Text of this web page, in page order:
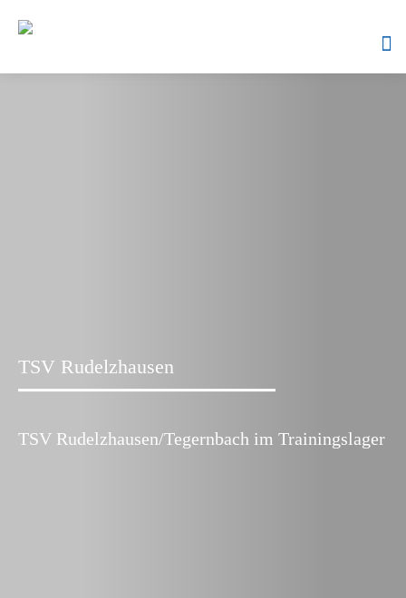
TSV Rudelzhausen
TSV Rudelzhausen/Tegernbach im Trainingslager